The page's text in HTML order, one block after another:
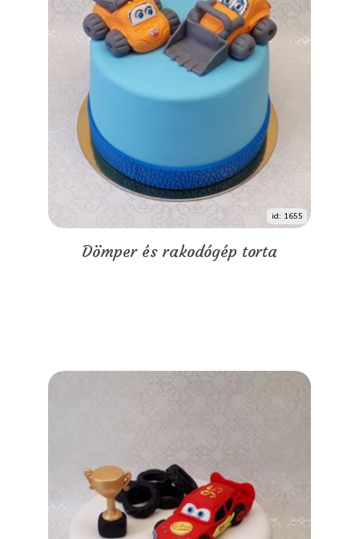
id: 1655
Dömper és rakodógép torta